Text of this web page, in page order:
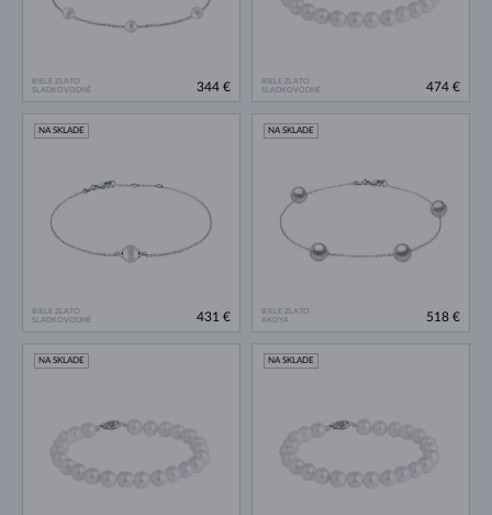
BIELE ZLATO
SLADKOVODNÉ
344 €
BIELE ZLATO
SLADKOVODNÉ
474 €
BIELE ZLATO
SLADKOVODNÉ
NA SKLADE
431 €
BIELE ZLATO
AKOYA
NA SKLADE
518 €
NA SKLADE NA SKLADE